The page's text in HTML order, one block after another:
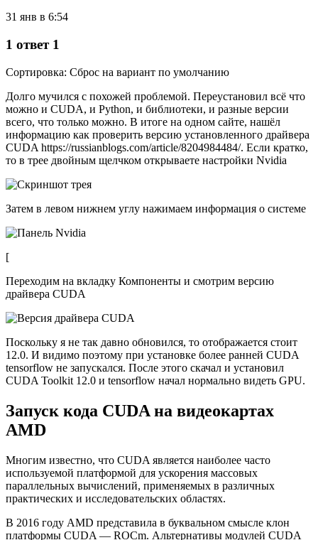
31 янв в 6:54
1 ответ 1
Сортировка: Сброс на вариант по умолчанию
Долго мучился с похожей проблемой. Переустановил всё что
можно и CUDA, и Python, и библиотеки, и разные версии
всего, что только можно. В итоге на одном сайте, нашёл
информацию как проверить версию установленного драйвера
CUDA https://russianblogs.com/article/8204984484/. Если кратко,
то в трее двойным щелчком открываете настройки Nvidia
Затем в левом нижнем углу нажимаем информация о системе
[
Переходим на вкладку Компоненты и смотрим версию
драйвера CUDA
Поскольку я не так давно обновился, то отображается стоит
12.0. И видимо поэтому при установке более ранней CUDA
tensorflow не запускался. После этого скачал и установил
CUDA Toolkit 12.0 и tensorflow начал нормально видеть GPU.
Запуск кода CUDA на видеокартах
AMD
Многим известно, что CUDA является наиболее часто
используемой платформой для ускорения массовых
параллельных вычислений, применяемых в различных
практических и исследовательских областях.
В 2016 году AMD представила в буквальном смысле клон
платформы CUDA — ROCm. Альтернативы модулей CUDA